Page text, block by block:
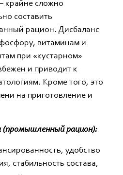
крайне сложно
составить
рацион. Дисбаланс
витаминам и
при «кустарном»
и приводит к
Кроме того, это
на приготовление и
(промышленный рацион):
удобство
стабильность состава,